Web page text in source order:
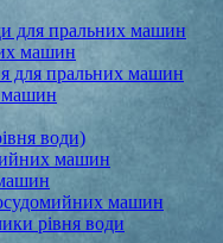
для пральних машин
машин
для пральних машин
машин
води)
машин
машин
рівня води